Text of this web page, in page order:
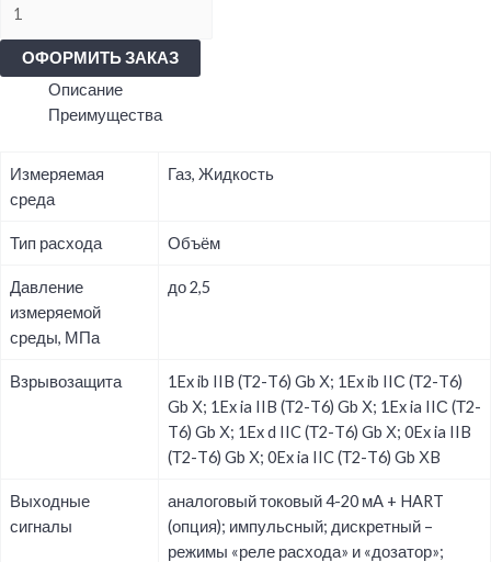
товара
Погружной
вихревой
расходомер
ЭМИС-
205
ОФОРМИТЬ ЗАКАЗ
Описание
Преимущества
Измеряемая
среда
Газ, Жидкость
Тип расхода Объём
Давление
измеряемой
среды, МПа
до 2,5
Взрывозащита
1Ex ib IIB (Т2-T6) Gb Х; 1Ex ib IIС (Т2-T6)
Gb Х; 1Ex ia IIB (Т2-T6) Gb Х; 1Ex ia IIС (Т2-
T6) Gb Х; 1Ex d IIC (Т2-T6) Gb Х; 0Ex ia IIB
(Т2-T6) Gb Х; 0Ex ia IIC (Т2-T6) Gb ХB
Выходные
сигналы
аналоговый токовый 4-20 мА + HART
(опция); импульсный; дискретный –
режимы «реле расхода» и «дозатор»;